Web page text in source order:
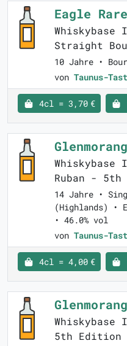
Eagle
Whiskybase
Straight
10 Jahre •
von Taunus-
4cl = 3,70 €
Whiskybase
Ruban -
14 Jahre •
(Highlands) •
• 46.0% vol
von Taunus-
4cl = 4,00 €
Whiskybase
5th Edition